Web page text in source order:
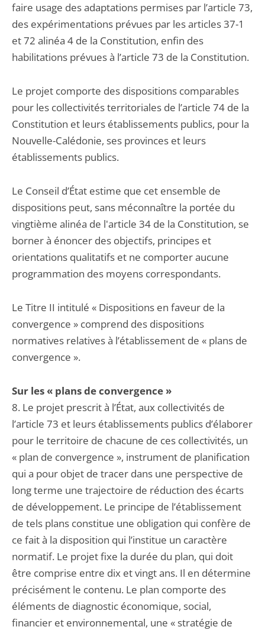
faire usage des adaptations permises par l’article 73,
des expérimentations prévues par les articles 37-1
et 72 alinéa 4 de la Constitution, enfin des
habilitations prévues à l’article 73 de la Constitution.
Le projet comporte des dispositions comparables
pour les collectivités territoriales de l’article 74 de la
Constitution et leurs établissements publics, pour la
Nouvelle-Calédonie, ses provinces et leurs
établissements publics.
Le Conseil d’État estime que cet ensemble de
dispositions peut, sans méconnaître la portée du
vingtième alinéa de l'article 34 de la Constitution, se
borner à énoncer des objectifs, principes et
orientations qualitatifs et ne comporter aucune
programmation des moyens correspondants.
Le Titre II intitulé « Dispositions en faveur de la
convergence » comprend des dispositions
normatives relatives à l’établissement de « plans de
convergence ».
Sur les « plans de convergence »
8. Le projet prescrit à l’État, aux collectivités de
l’article 73 et leurs établissements publics d’élaborer
pour le territoire de chacune de ces collectivités, un
« plan de convergence », instrument de planification
qui a pour objet de tracer dans une perspective de
long terme une trajectoire de réduction des écarts
de développement. Le principe de l’établissement
de tels plans constitue une obligation qui confère de
ce fait à la disposition qui l’institue un caractère
normatif. Le projet fixe la durée du plan, qui doit
être comprise entre dix et vingt ans. Il en détermine
précisément le contenu. Le plan comporte des
éléments de diagnostic économique, social,
financier et environnemental, une « stratégie de